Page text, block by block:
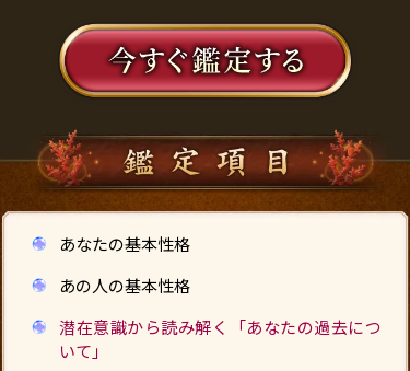
あなたの基本性格
あの人の基本性格
潜在意識から読み解く「あなたの過去につ
いて」